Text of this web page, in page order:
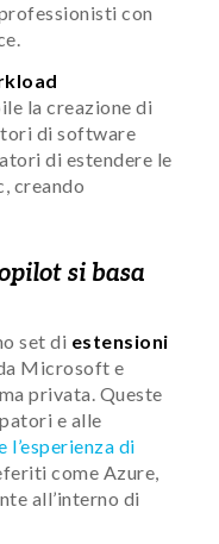
con
la creazione di
di software
di estendere le
creando
si basa
set di estensioni
Microsoft e
privata. Queste
e alle
l’esperienza di
come Azure,
all’interno di